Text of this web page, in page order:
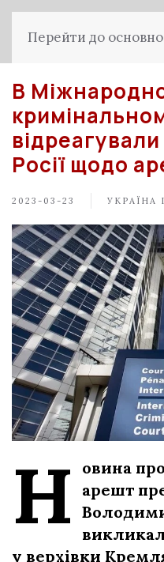
Перейти до
В
Росії щодо
2023-03-23 УКРАЇНА
Н
овина
арешт
у верхівки